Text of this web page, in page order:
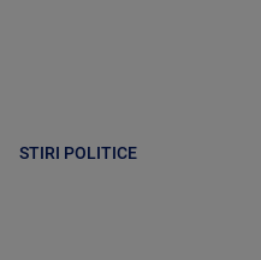
STIRI POLITICE